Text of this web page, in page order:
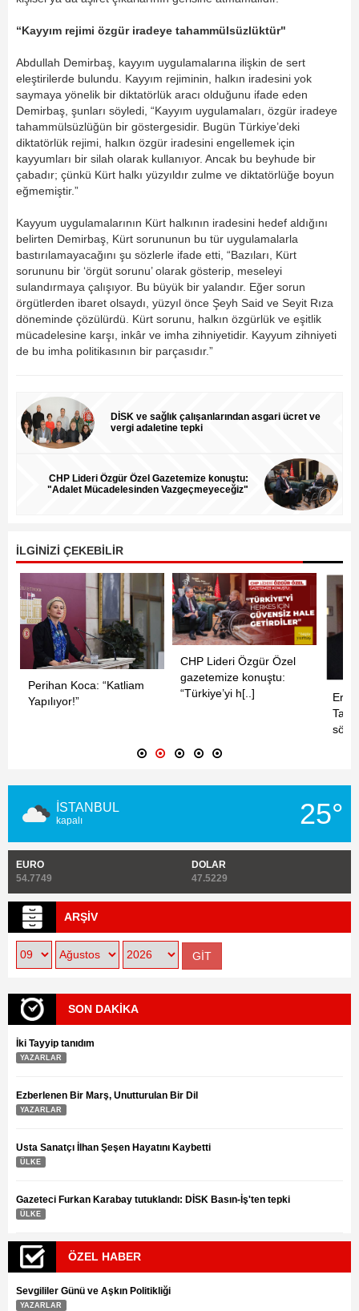
“Kayyım rejimi özgür iradeye tahammülsüzlüktür"
Abdullah Demirbaş, kayyım uygulamalarına ilişkin de sert
eleştirilerde bulundu. Kayyım rejiminin, halkın iradesini yok
saymaya yönelik bir diktatörlük aracı olduğunu ifade eden
Demirbaş, şunları söyledi, “Kayyım uygulamaları, özgür iradeye
tahammülsüzlüğün bir göstergesidir. Bugün Türkiye’deki
diktatörlük rejimi, halkın özgür iradesini engellemek için
kayyumları bir silah olarak kullanıyor. Ancak bu beyhude bir
çabadır; çünkü Kürt halkı yüzyıldır zulme ve diktatörlüğe boyun
eğmemiştir.”
Kayyum uygulamalarının Kürt halkının iradesini hedef aldığını
belirten Demirbaş, Kürt sorununun bu tür uygulamalarla
bastırılamayacağını şu sözlerle ifade etti, “Bazıları, Kürt
sorununu bir ‘örgüt sorunu’ olarak gösterip, meseleyi
sulandırmaya çalışıyor. Bu büyük bir yalandır. Eğer sorun
örgütlerden ibaret olsaydı, yüzyıl önce Şeyh Said ve Seyit Rıza
döneminde çözülürdü. Kürt sorunu, halkın özgürlük ve eşitlik
mücadelesine karşı, inkâr ve imha zihniyetidir. Kayyum zihniyeti
de bu imha politikasının bir parçasıdır.”
DİSK ve sağlık çalışanlarından asgari ücret ve
vergi adaletine tepki
CHP Lideri Özgür Özel Gazetemize konuştu:
"Adalet Mücadelesinden Vazgeçmeyeceğiz"
İLGİNİZİ ÇEKEBİLİR
Perihan Koca: “Katliam
Yapılıyor!”
CHP Lideri Özgür Özel
gazetemize konuştu:
“Türkiye’yi h[..]
İSTANBUL
kapalı 25°
EURO
54.7749
DOLAR
47.5229
ARŞİV
SON DAKİKA
İki Tayyip tanıdım
YAZARLAR
Ezberlenen Bir Marş, Unutturulan Bir Dil
YAZARLAR
Usta Sanatçı İlhan Şeşen Hayatını Kaybetti
ÜLKE
Gazeteci Furkan Karabay tutuklandı: DİSK Basın-İş'ten tepki
ÜLKE
ÖZEL HABER
Sevgililer Günü ve Aşkın Politikliği
YAZARLAR